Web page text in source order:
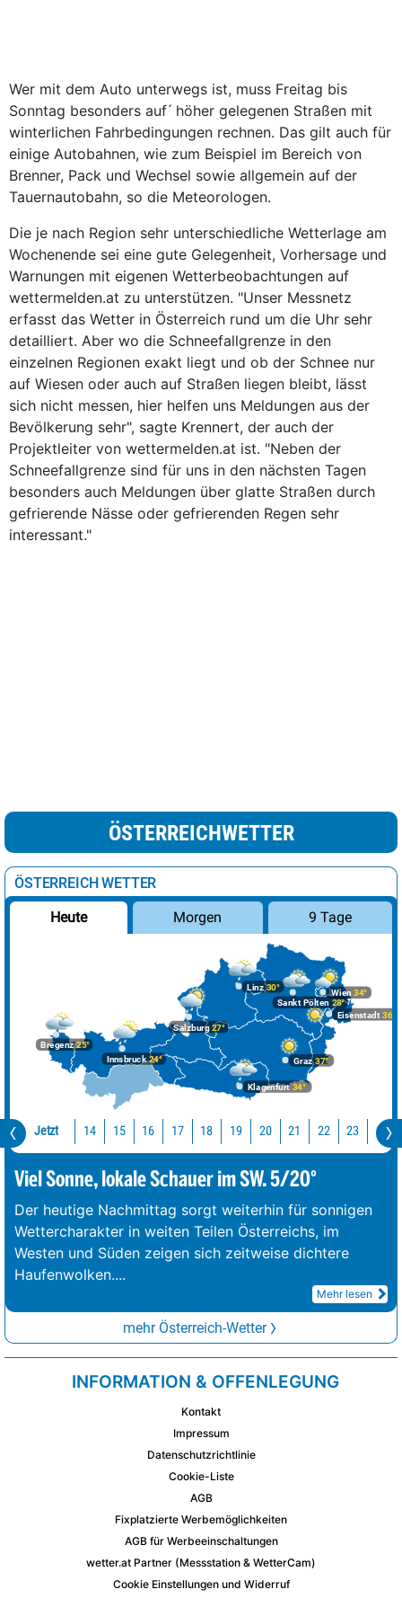
Wer mit dem Auto unterwegs ist, muss Freitag bis
Sonntag besonders auf ́ höher gelegenen Straßen mit
winterlichen Fahrbedingungen rechnen. Das gilt auch für
einige Autobahnen, wie zum Beispiel im Bereich von
Brenner, Pack und Wechsel sowie allgemein auf der
Tauernautobahn, so die Meteorologen.
Die je nach Region sehr unterschiedliche Wetterlage am
Wochenende sei eine gute Gelegenheit, Vorhersage und
Warnungen mit eigenen Wetterbeobachtungen auf
wettermelden.at zu unterstützen. "Unser Messnetz
erfasst das Wetter in Österreich rund um die Uhr sehr
detailliert. Aber wo die Schneefallgrenze in den
einzelnen Regionen exakt liegt und ob der Schnee nur
auf Wiesen oder auch auf Straßen liegen bleibt, lässt
sich nicht messen, hier helfen uns Meldungen aus der
Bevölkerung sehr", sagte Krennert, der auch der
Projektleiter von wettermelden.at ist. "Neben der
Schneefallgrenze sind für uns in den nächsten Tagen
besonders auch Meldungen über glatte Straßen durch
gefrierende Nässe oder gefrierenden Regen sehr
interessant."
ÖSTERREICHWETTER
ÖSTERREICH WETTER
Heute Morgen 9 Tage
Bregenz25°
Graz37°
Innsbruck24°
Klagenfurt 34°
Linz30°
Salzburg27°
Wien 34°
Eisenstadt 36°
Sankt Pölten 28°
Jetzt 14 15 16 17 18 19 20 21 22 23 0
Viel Sonne, lokale Schauer im SW. 5/20°
Der heutige Nachmittag sorgt weiterhin für sonnigen
Wettercharakter in weiten Teilen Österreichs, im
Westen und Süden zeigen sich zeitweise dichtere
Haufenwolken....
Mehr lesen
mehr Österreich-Wetter
INFORMATION & OFFENLEGUNG
Kontakt
Impressum
Datenschutzrichtlinie
Cookie-Liste
AGB
Fixplatzierte Werbemöglichkeiten
AGB für Werbeeinschaltungen
wetter.at Partner (Messstation & WetterCam)
Cookie Einstellungen und Widerruf